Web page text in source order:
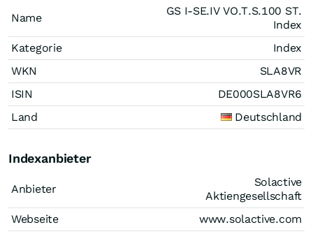
Name
GS I-SE.IV VO.T.S.100 ST.
Index
Kategorie
Index
WKN
SLA8VR
ISIN
DE000SLA8VR6
Land
Deutschland
Indexanbieter
Anbieter
Solactive
Aktiengesellschaft
Webseite
www.solactive.com